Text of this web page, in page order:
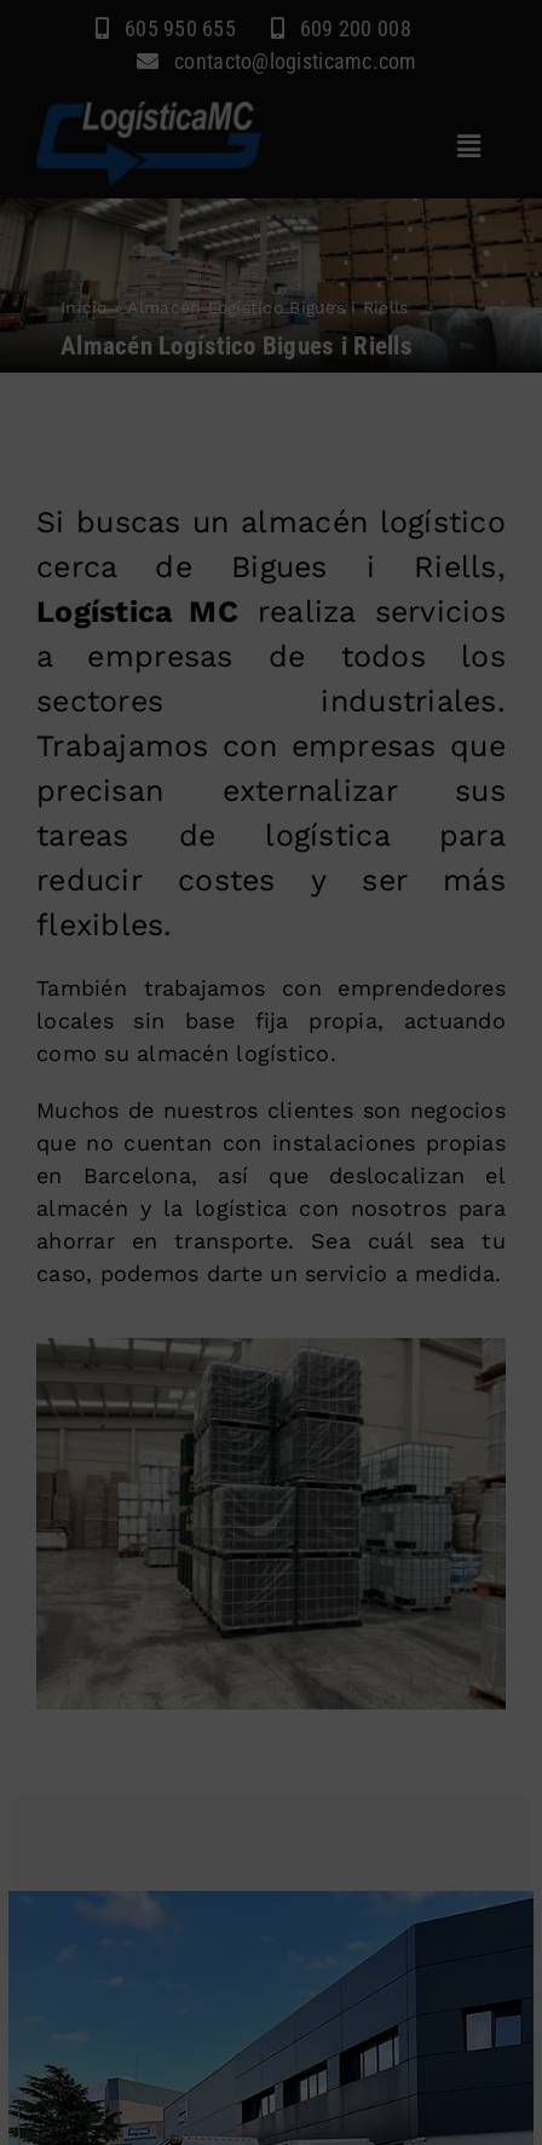
605 950 655
609 200 008
contacto@logisticamc.com
Toggle
Inicio
Servicios
Sectores
Inicio»Almacén Logístico Bigues i Riells
Almacén Logístico Bigues i Riells
Si buscas un almacén logístico
cerca de Bigues i Riells,
Logística MC realiza servicios
a empresas de todos los
sectores industriales.
Trabajamos con empresas que
precisan externalizar sus
tareas de logística para
reducir costes y ser más
flexibles.
También trabajamos con emprendedores
locales sin base fija propia, actuando
como su almacén logístico.
Muchos de nuestros clientes son negocios
que no cuentan con instalaciones propias
en Barcelona, así que deslocalizan el
almacén y la logística con nosotros para
ahorrar en transporte. Sea cuál sea tu
caso, podemos darte un servicio a medida.